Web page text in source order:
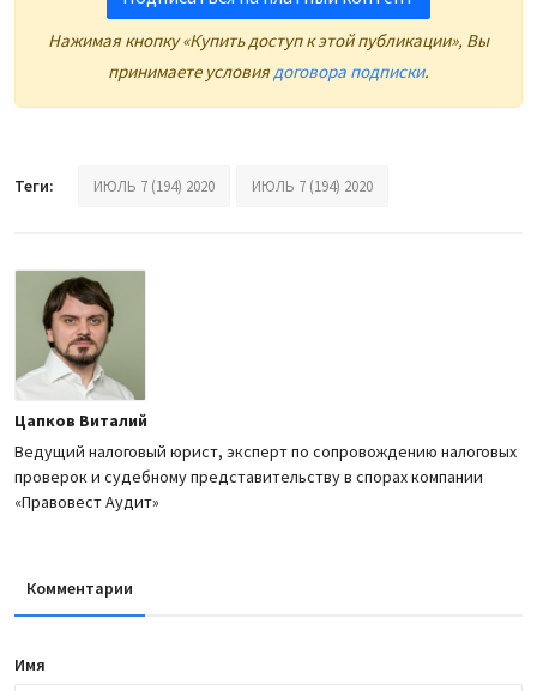
Нажимая кнопку «Купить доступ к этой публикации», Вы
принимаете условия договора подписки.
Теги: ИЮЛЬ 7 (194) 2020 ИЮЛЬ 7 (194) 2020
Цапков Виталий
Ведущий налоговый юрист, эксперт по сопровождению налоговых
проверок и судебному представительству в спорах компании
«Правовест Аудит»
Комментарии
Имя